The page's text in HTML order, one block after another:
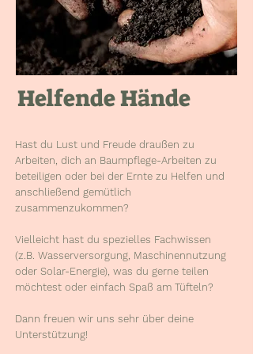
Helfende Hände
Hast du Lust und Freude draußen zu
Arbeiten, dich an Baumpflege-Arbeiten zu
beteiligen oder bei der Ernte zu Helfen und
anschließend gemütlich
zusammenzukommen?
Vielleicht hast du spezielles Fachwissen
(z.B. Wasserversorgung, Maschinennutzung
oder Solar-Energie), was du gerne teilen
möchtest oder einfach Spaß am Tüfteln?
Dann freuen wir uns sehr über deine
Unterstützung!